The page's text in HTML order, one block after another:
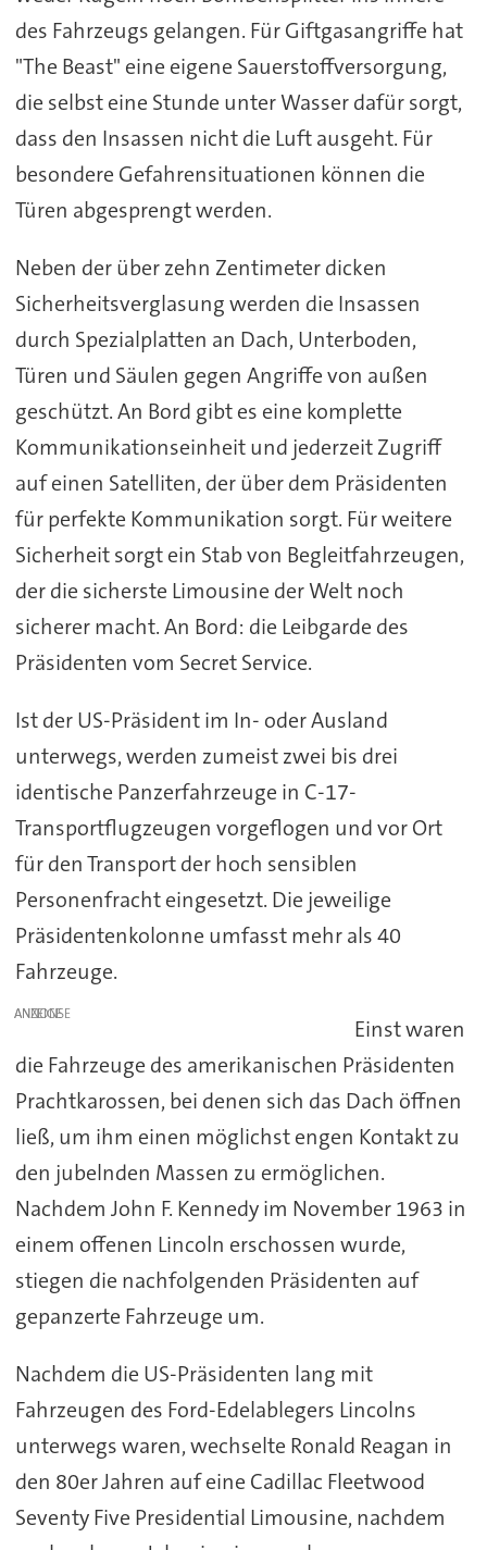
des Fahrzeugs gelangen. Für Giftgasangriffe hat
"The Beast" eine eigene Sauerstoffversorgung,
die selbst eine Stunde unter Wasser dafür sorgt,
dass den Insassen nicht die Luft ausgeht. Für
besondere Gefahrensituationen können die
Türen abgesprengt werden.
Neben der über zehn Zentimeter dicken
Sicherheitsverglasung werden die Insassen
durch Spezialplatten an Dach, Unterboden,
Türen und Säulen gegen Angriffe von außen
geschützt. An Bord gibt es eine komplette
Kommunikationseinheit und jederzeit Zugriff
auf einen Satelliten, der über dem Präsidenten
für perfekte Kommunikation sorgt. Für weitere
Sicherheit sorgt ein Stab von Begleitfahrzeugen,
der die sicherste Limousine der Welt noch
sicherer macht. An Bord: die Leibgarde des
Präsidenten vom Secret Service.
Ist der US-Präsident im In- oder Ausland
unterwegs, werden zumeist zwei bis drei
identische Panzerfahrzeuge in C-17-
Transportflugzeugen vorgeflogen und vor Ort
für den Transport der hoch sensiblen
Personenfracht eingesetzt. Die jeweilige
Präsidentenkolonne umfasst mehr als 40
Fahrzeuge.
ANZEIGE
Einst waren
die Fahrzeuge des amerikanischen Präsidenten
Prachtkarossen, bei denen sich das Dach öffnen
ließ, um ihm einen möglichst engen Kontakt zu
den jubelnden Massen zu ermöglichen.
Nachdem John F. Kennedy im November 1963 in
einem offenen Lincoln erschossen wurde,
stiegen die nachfolgenden Präsidenten auf
gepanzerte Fahrzeuge um.
Nachdem die US-Präsidenten lang mit
Fahrzeugen des Ford-Edelablegers Lincolns
unterwegs waren, wechselte Ronald Reagan in
den 80er Jahren auf eine Cadillac Fleetwood
Seventy Five Presidential Limousine, nachdem